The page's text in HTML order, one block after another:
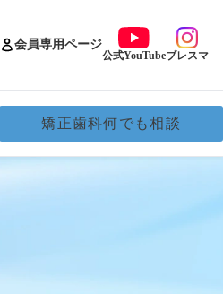
会員専用ページ
公式YouTubeブレスマ
矯正歯科何でも相談